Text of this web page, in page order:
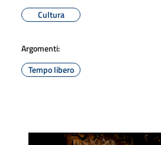
Cultura
Argomenti:
Tempo libero